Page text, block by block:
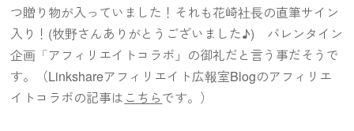
つ贈り物が入っていました！それも花崎社長の直筆サイン
入り！(牧野さんありがとうございました♪) バレンタイン
企画「アフィリエイトコラボ」の御礼だと言う事だそうで
す。（Linkshareアフィリエイト広報室Blogのアフィリエ
イトコラボの記事は こちらです。）